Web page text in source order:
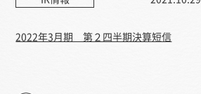
2022年3月期 第２四半期決算短信